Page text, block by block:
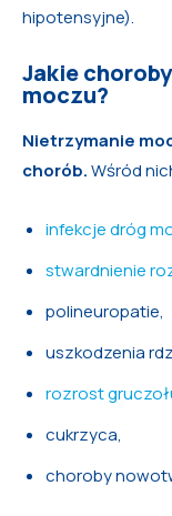
hipotensyjne).
Jakie
moczu?
Nietrzymanie
chorób.Wśród
infekcje dróg
stwardnienie
polineuropatie,
uszkodzenia
rozrost
cukrzyca,
choroby